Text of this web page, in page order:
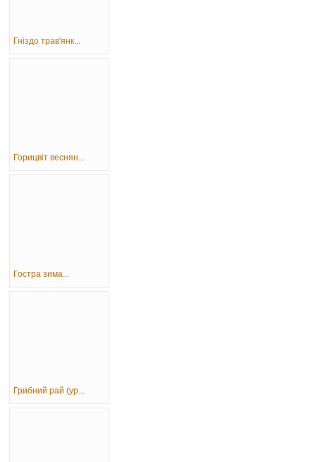
Гніздо трав'янк...
Горицвіт веснян...
Гостра зима...
Грибний рай (ур...